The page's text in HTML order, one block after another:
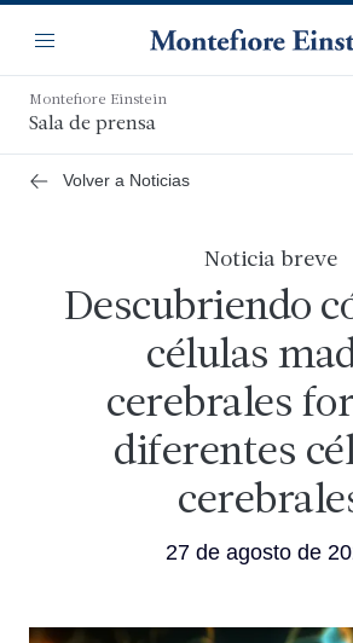
contenido
principal
Navegación
Menú
Montefiore Einstein
Sala de prensa
Volver a Noticias
Noticia breve
Descubriendo
células
cerebrales
diferentes
27 de agosto de